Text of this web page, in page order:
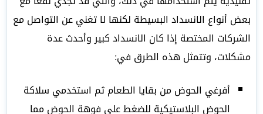
بعض أنواع الانسداد البسيطة لكنها لا تغني عن التواصل مع
الشركات المختصة إذا كان الانسداد كبير وأحدث عدة
مشكلات، وتتمثل هذه الطرق في:
أفرغي الحوض من بقايا الطعام ثم استخدمي سلاكة
الحوض البلاستيكية للضغط على فوهة الحوض مما